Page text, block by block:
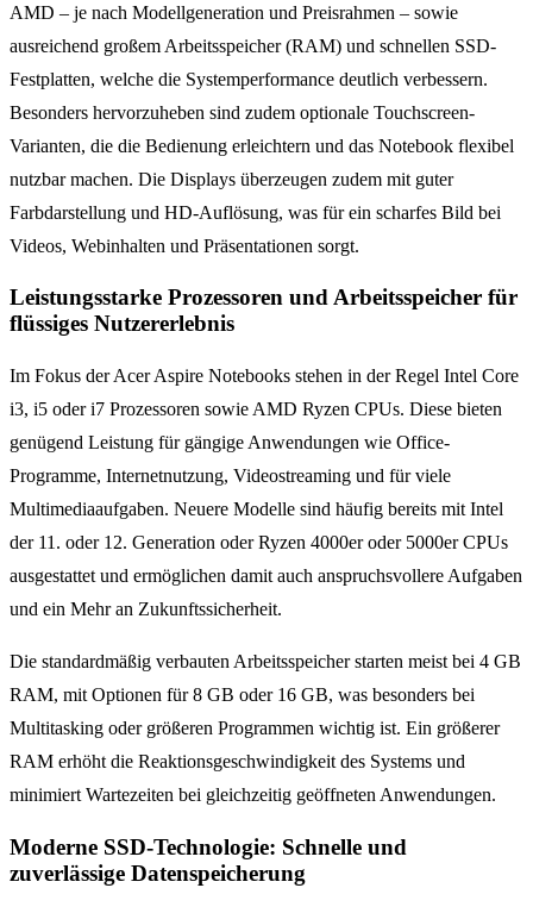
AMD – je nach Modellgeneration und Preisrahmen – sowie
ausreichend großem Arbeitsspeicher (RAM) und schnellen SSD-
Festplatten, welche die Systemperformance deutlich verbessern.
Besonders hervorzuheben sind zudem optionale Touchscreen-
Varianten, die die Bedienung erleichtern und das Notebook flexibel
nutzbar machen. Die Displays überzeugen zudem mit guter
Farbdarstellung und HD-Auflösung, was für ein scharfes Bild bei
Videos, Webinhalten und Präsentationen sorgt.
Leistungsstarke Prozessoren und Arbeitsspeicher für
flüssiges Nutzererlebnis
Im Fokus der Acer Aspire Notebooks stehen in der Regel Intel Core
i3, i5 oder i7 Prozessoren sowie AMD Ryzen CPUs. Diese bieten
genügend Leistung für gängige Anwendungen wie Office-
Programme, Internetnutzung, Videostreaming und für viele
Multimediaaufgaben. Neuere Modelle sind häufig bereits mit Intel
der 11. oder 12. Generation oder Ryzen 4000er oder 5000er CPUs
ausgestattet und ermöglichen damit auch anspruchsvollere Aufgaben
und ein Mehr an Zukunftssicherheit.
Die standardmäßig verbauten Arbeitsspeicher starten meist bei 4 GB
RAM, mit Optionen für 8 GB oder 16 GB, was besonders bei
Multitasking oder größeren Programmen wichtig ist. Ein größerer
RAM erhöht die Reaktionsgeschwindigkeit des Systems und
minimiert Wartezeiten bei gleichzeitig geöffneten Anwendungen.
Moderne SSD-Technologie: Schnelle und
zuverlässige Datenspeicherung